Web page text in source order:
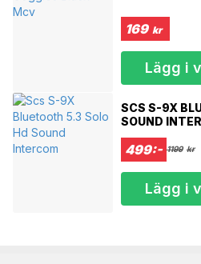
169 kr
Lägg i
SCS S-9X
SOUND
499:- 1199 kr
Lägg i